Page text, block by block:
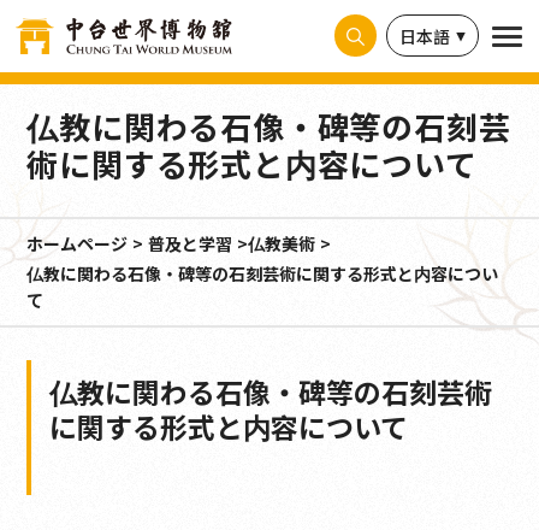
日本語
仏教に関わる石像・碑等の石刻芸
術に関する形式と内容について
ホームページ 普及と学習
仏教美術
仏教に関わる石像・碑等の石刻芸術に関する形式と内容につい
て
仏教に関わる石像・碑等の石刻芸術
に関する形式と内容について
クッキー利用の管理について